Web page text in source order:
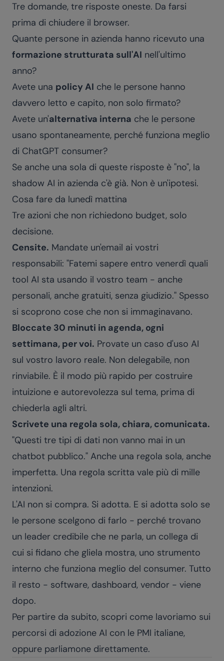
Tre domande, tre risposte oneste. Da farsi
prima di chiudere il browser.
Quante persone in azienda hanno ricevuto una
formazione strutturata sull'AI nell'ultimo
anno?
Avete una policy AI che le persone hanno
davvero letto e capito, non solo firmato?
Avete un'alternativa interna che le persone
usano spontaneamente, perché funziona meglio
di ChatGPT consumer?
Se anche una sola di queste risposte è "no", la
shadow AI in azienda c'è già. Non è un'ipotesi.
Cosa fare da lunedì mattina
Tre azioni che non richiedono budget, solo
decisione.
Censite. Mandate un'email ai vostri
responsabili: "Fatemi sapere entro venerdì quali
tool AI sta usando il vostro team - anche
personali, anche gratuiti, senza giudizio." Spesso
si scoprono cose che non si immaginavano.
Bloccate 30 minuti in agenda, ogni
settimana, per voi. Provate un caso d'uso AI
sul vostro lavoro reale. Non delegabile, non
rinviabile. È il modo più rapido per costruire
intuizione e autorevolezza sul tema, prima di
chiederla agli altri.
Scrivete una regola sola, chiara, comunicata.
"Questi tre tipi di dati non vanno mai in un
chatbot pubblico." Anche una regola sola, anche
imperfetta. Una regola scritta vale più di mille
intenzioni.
L'AI non si compra. Si adotta. E si adotta solo se
le persone scelgono di farlo - perché trovano
un leader credibile che ne parla, un collega di
cui si fidano che gliela mostra, uno strumento
interno che funziona meglio del consumer. Tutto
il resto - software, dashboard, vendor - viene
dopo.
Per partire da subito, scopri come lavoriamo sui
percorsi di adozione AI con le PMI italiane,
oppure parliamone direttamente.